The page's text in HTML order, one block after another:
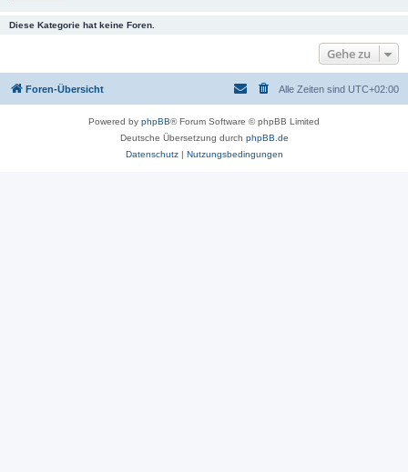
Diese Kategorie hat keine Foren.
Gehe zu
Foren-Übersicht Alle Zeiten sind UTC+02:00
Powered by phpBB® Forum Software © phpBB Limited
Deutsche Übersetzung durch phpBB.de
Datenschutz| Nutzungsbedingungen